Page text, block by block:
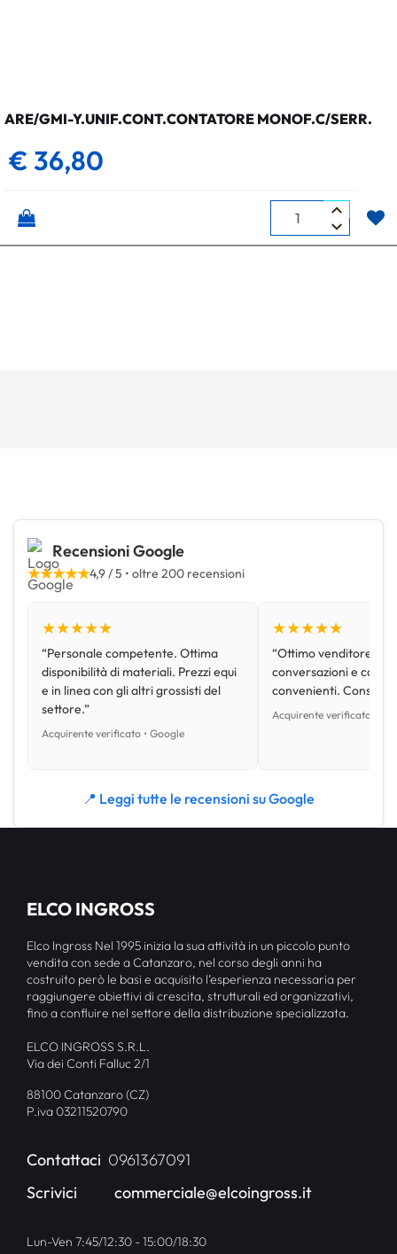
ARE/GMI-Y.UNIF.CONT.CONTATORE MONOF.C/SERR.
€ 36,80
Quantità
Recensioni Google
★★★★★4,9 / 5 • oltre 200 recensioni
★★★★★
“Personale competente. Ottima
disponibilità di materiali. Prezzi equi
e in linea con gli altri grossisti del
settore.”
Acquirente verificato • Google
★★★★★
“Ottimo venditore,
conversazioni e con
convenienti.
Acquirente verificato •
📍 Leggi tutte le recensioni su Google
ELCO INGROSS
Elco Ingross Nel 1995 inizia la sua attività in un piccolo punto
vendita con sede a Catanzaro, nel corso degli anni ha
costruito però le basi e acquisito l’esperienza necessaria per
raggiungere obiettivi di crescita, strutturali ed organizzativi,
fino a confluire nel settore della distribuzione specializzata.
ELCO INGROSS S.R.L.
Via dei Conti Falluc 2/1
88100 Catanzaro (CZ)
P.iva 03211520790
Contattaci 0961367091
Scrivici
commerciale@elcoingross.it
Lun-Ven 7:45/12:30 - 15:00/18:30